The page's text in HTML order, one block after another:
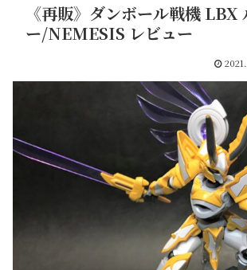
《再販》ダンボール戦機 LBX
ー/NEMESIS レビュー